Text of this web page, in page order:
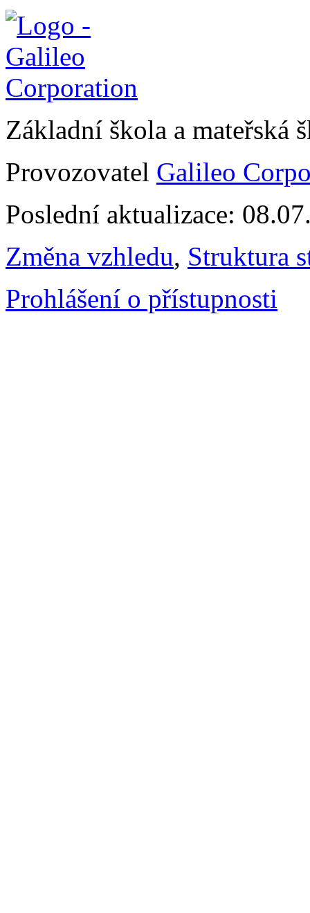
Základní škola a mateřská
Provozovatel Galileo
Poslední aktualizace:
Změna vzhledu, Struktura
Prohlášení o přístupnosti